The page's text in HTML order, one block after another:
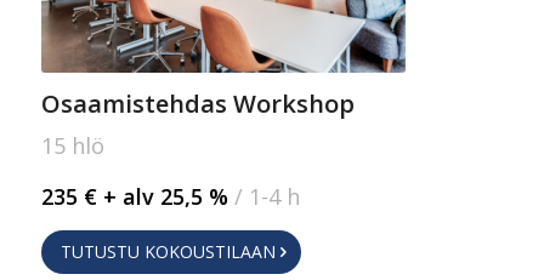
Osaamistehdas Workshop
15 hlö
235 € + alv 25,5 % / 1-4 h
TUTUSTU KOKOUSTILAAN